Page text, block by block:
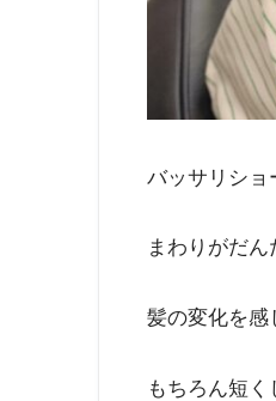
バッサリショ
まわりがだ
髪の変化を感
もちろん短